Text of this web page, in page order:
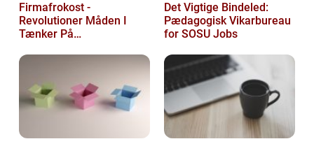
Firmafrokost -
Revolutioner Måden I
Tænker På
Det Vigtige Bindeled:
Pædagogisk Vikarbureau
for SOSU Jobs